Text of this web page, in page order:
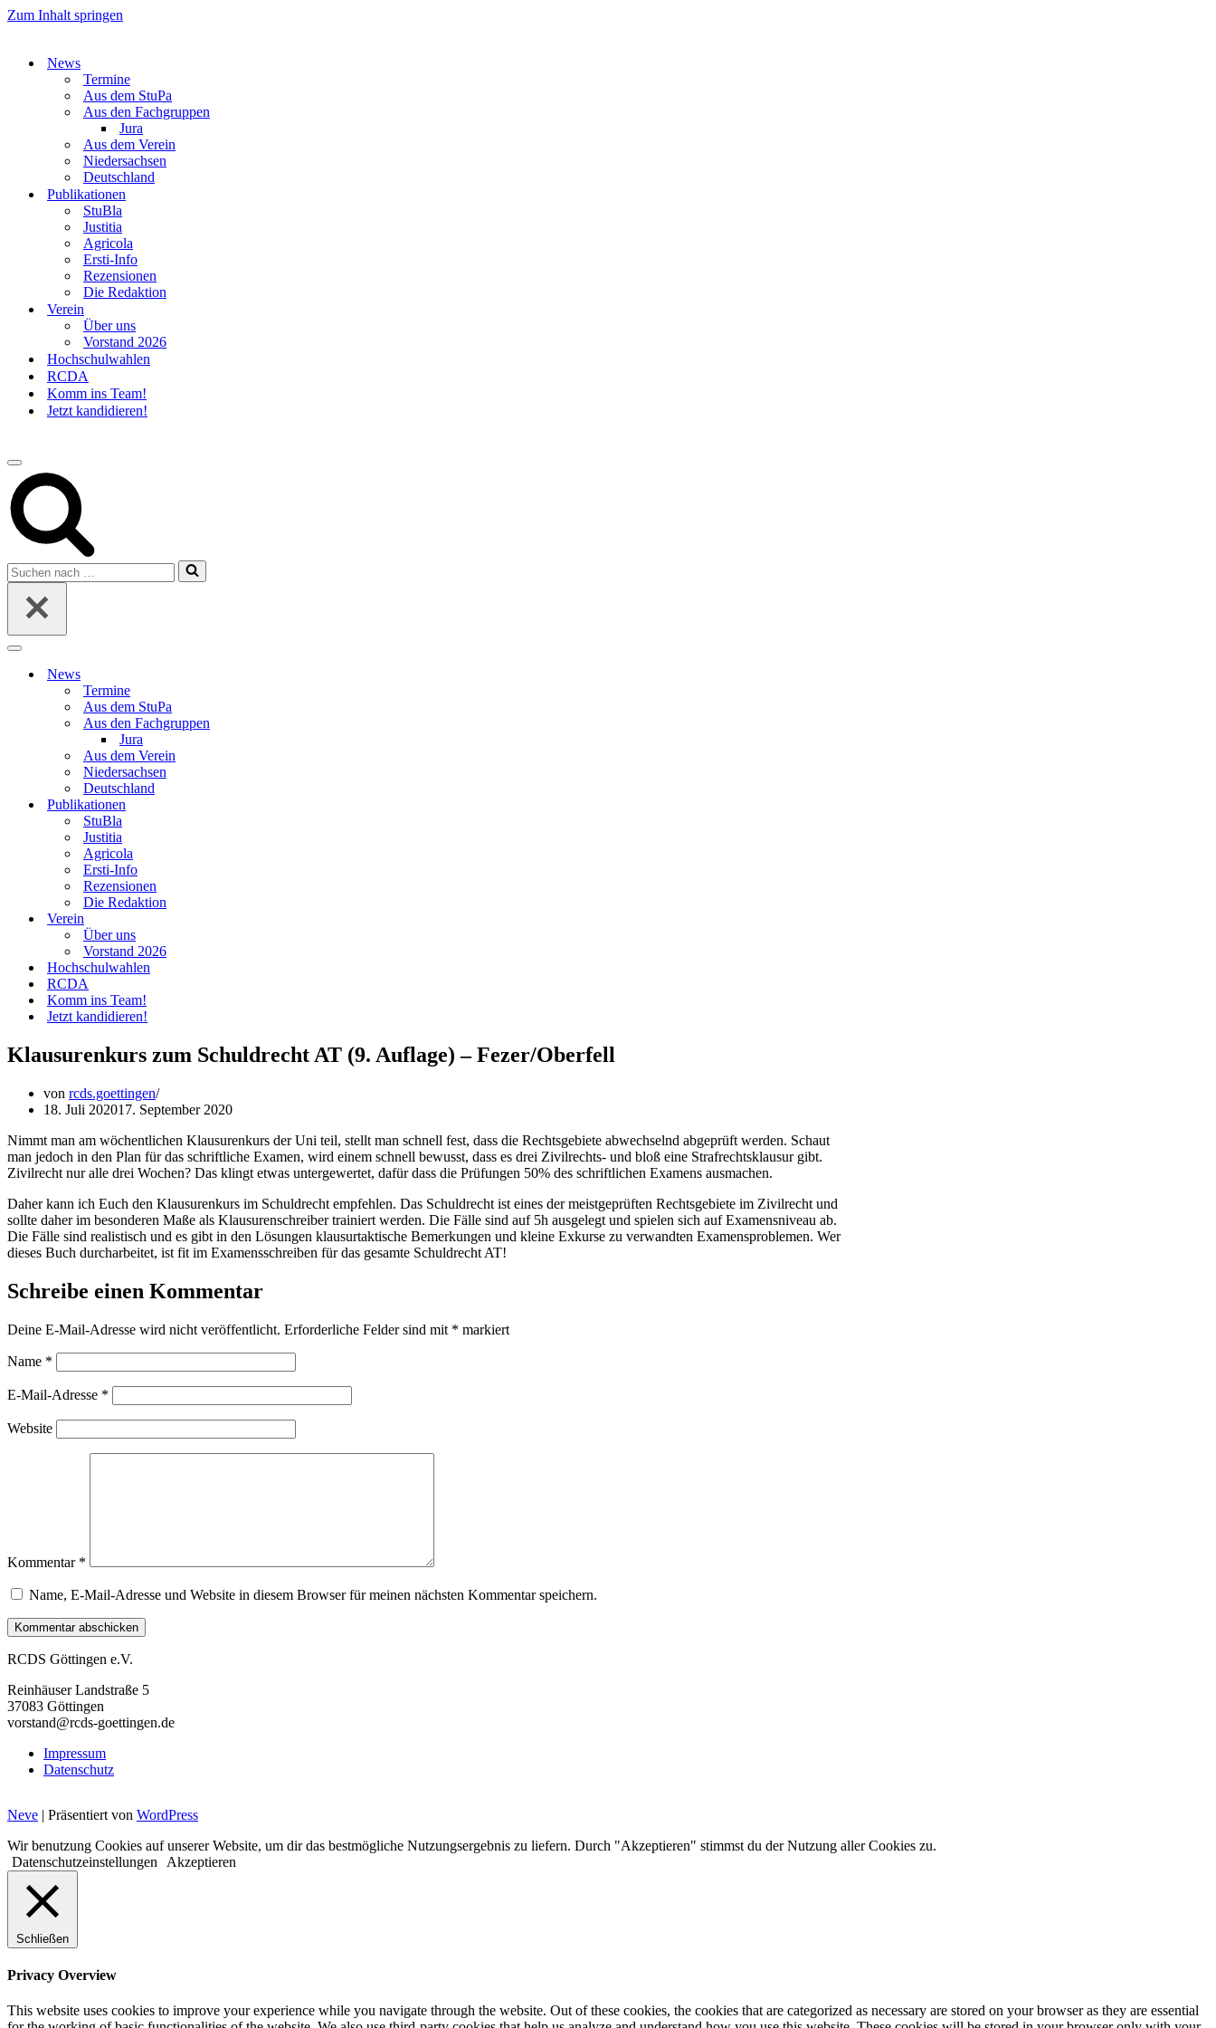
Zum Inhalt springen
News
Termine
Aus dem StuPa
Aus den Fachgruppen
Jura
Aus dem Verein
Niedersachsen
Deutschland
Publikationen
StuBla
Justitia
Agricola
Ersti-Info
Rezensionen
Die Redaktion
Verein
Über uns
Vorstand 2026
Hochschulwahlen
RCDA
Komm ins Team!
Jetzt kandidieren!
Navigations-
Menü
Suchen
nach …
Navigations-
News
Termine
Aus dem StuPa
Aus den Fachgruppen
Jura
Aus dem Verein
Niedersachsen
Deutschland
Publikationen
StuBla
Justitia
Agricola
Ersti-Info
Rezensionen
Die Redaktion
Verein
Über uns
Vorstand 2026
Hochschulwahlen
RCDA
Komm ins Team!
Jetzt kandidieren!
Klausurenkurs zum Schuldrecht AT (9. Auflage) – Fezer/Oberfell
von rcds.goettingen
18. Juli 202017. September 2020
Nimmt man am wöchentlichen Klausurenkurs der Uni teil, stellt man schnell fest, dass die Rechtsgebiete abwechselnd abgeprüft werden. Schaut
man jedoch in den Plan für das schriftliche Examen, wird einem schnell bewusst, dass es drei Zivilrechts- und bloß eine Strafrechtsklausur gibt.
Zivilrecht nur alle drei Wochen? Das klingt etwas untergewertet, dafür dass die Prüfungen 50% des schriftlichen Examens ausmachen.
Daher kann ich Euch den Klausurenkurs im Schuldrecht empfehlen. Das Schuldrecht ist eines der meistgeprüften Rechtsgebiete im Zivilrecht und
sollte daher im besonderen Maße als Klausurenschreiber trainiert werden. Die Fälle sind auf 5h ausgelegt und spielen sich auf Examensniveau ab.
Die Fälle sind realistisch und es gibt in den Lösungen klausurtaktische Bemerkungen und kleine Exkurse zu verwandten Examensproblemen. Wer
dieses Buch durcharbeitet, ist fit im Examensschreiben für das gesamte Schuldrecht AT!
Schreibe einen Kommentar
Deine E-Mail-Adresse wird nicht veröffentlicht. Erforderliche Felder sind mit * markiert
Name *
E-Mail-Adresse *
Website
Kommentar *
Name, E-Mail-Adresse und Website in diesem Browser für meinen nächsten Kommentar speichern.
RCDS Göttingen e.V.
Reinhäuser Landstraße 5
37083 Göttingen
vorstand@rcds-goettingen.de
Impressum
Datenschutz
Neve | Präsentiert von WordPress
Wir benutzung Cookies auf unserer Website, um dir das bestmögliche Nutzungsergebnis zu liefern. Durch "Akzeptieren" stimmst du der Nutzung aller Cookies zu.
Datenschutzeinstellungen
Akzeptieren
Schließen
Privacy Overview
This website uses cookies to improve your experience while you navigate through the website. Out of these cookies, the cookies that are categorized as necessary are stored on your browser as they are essential